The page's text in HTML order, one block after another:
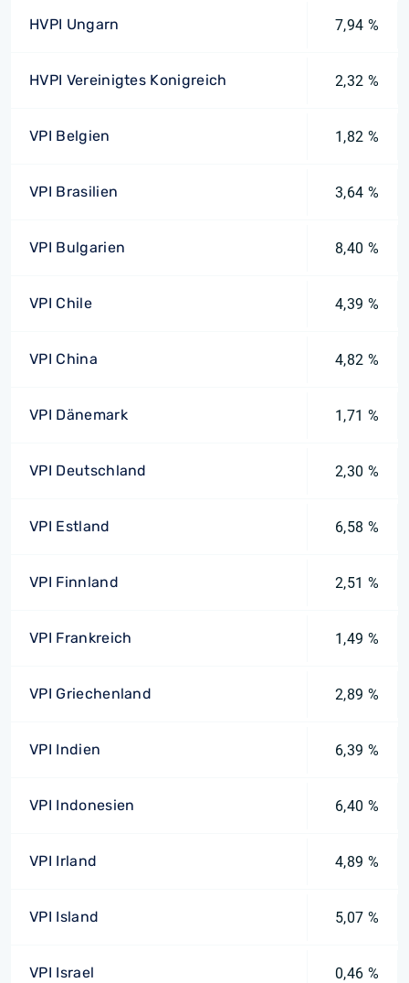
HVPI Ungarn 7,94 %
HVPI Vereinigtes Konigreich 2,32 %
VPI Belgien 1,82 %
VPI Brasilien 3,64 %
VPI Bulgarien 8,40 %
VPI Chile 4,39 %
VPI China 4,82 %
VPI Dänemark 1,71 %
VPI Deutschland 2,30 %
VPI Estland 6,58 %
VPI Finnland 2,51 %
VPI Frankreich 1,49 %
VPI Griechenland 2,89 %
VPI Indien 6,39 %
VPI Indonesien 6,40 %
VPI Irland 4,89 %
VPI Island 5,07 %
VPI Israel 0,46 %